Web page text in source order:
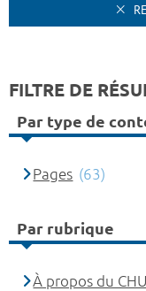
FILTRE DE
Par type de
Pages (63)
Par rubrique
À propos du CHU